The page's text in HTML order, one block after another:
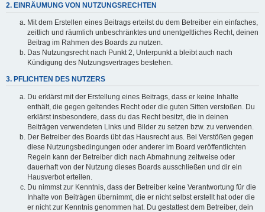
2. EINRÄUMUNG VON NUTZUNGSRECHTEN
Mit dem Erstellen eines Beitrags erteilst du dem Betreiber ein einfaches,
zeitlich und räumlich unbeschränktes und unentgeltliches Recht, deinen
Beitrag im Rahmen des Boards zu nutzen.
Das Nutzungsrecht nach Punkt 2, Unterpunkt a bleibt auch nach
Kündigung des Nutzungsvertrages bestehen.
3. PFLICHTEN DES NUTZERS
Du erklärst mit der Erstellung eines Beitrags, dass er keine Inhalte
enthält, die gegen geltendes Recht oder die guten Sitten verstoßen. Du
erklärst insbesondere, dass du das Recht besitzt, die in deinen
Beiträgen verwendeten Links und Bilder zu setzen bzw. zu verwenden.
Der Betreiber des Boards übt das Hausrecht aus. Bei Verstößen gegen
diese Nutzungsbedingungen oder anderer im Board veröffentlichten
Regeln kann der Betreiber dich nach Abmahnung zeitweise oder
dauerhaft von der Nutzung dieses Boards ausschließen und dir ein
Hausverbot erteilen.
Du nimmst zur Kenntnis, dass der Betreiber keine Verantwortung für die
Inhalte von Beiträgen übernimmt, die er nicht selbst erstellt hat oder die
er nicht zur Kenntnis genommen hat. Du gestattest dem Betreiber, dein